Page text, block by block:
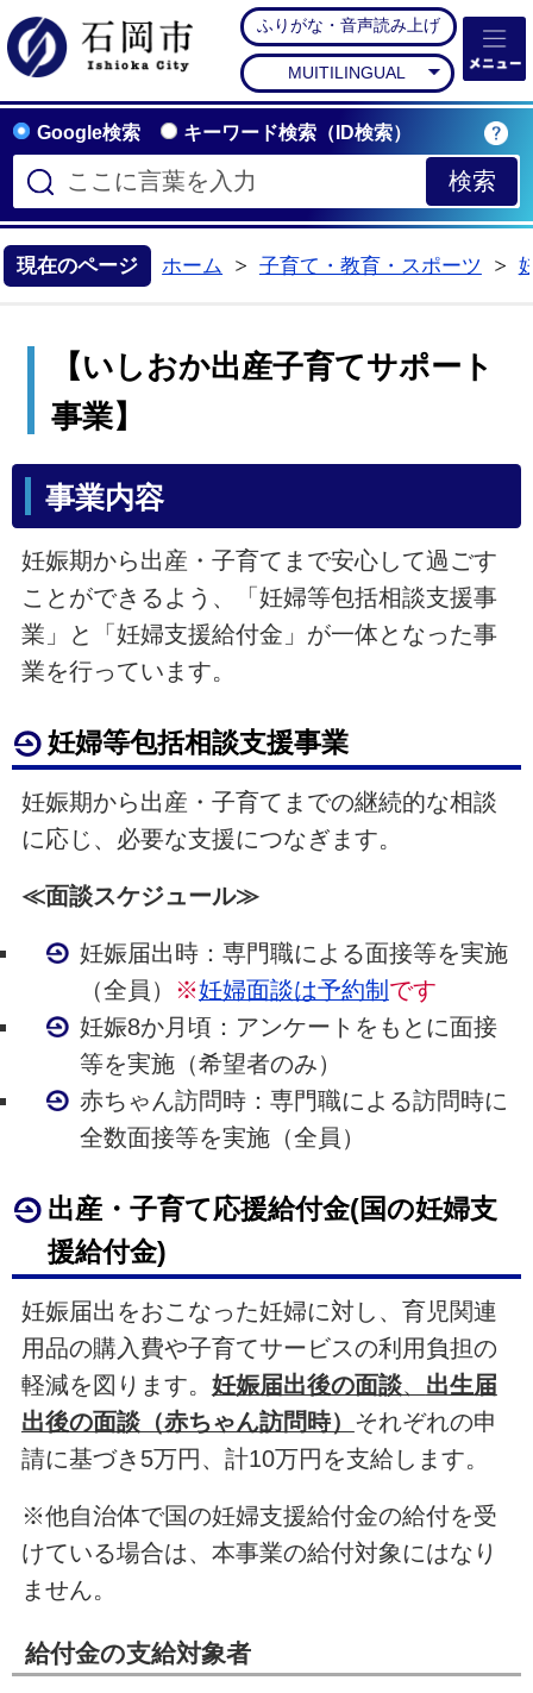
石岡市公式ホームペー
ふりがな・音声読み上げ
MUITILINGUAL
Google検索 キーワード検索（ID検索）
現在のページ ホーム
子育て・教育・スポーツ
【いしおか出産子育てサポート
事業】
事業内容
妊娠期から出産・子育てまで安心して過ごす
ことができるよう、「妊婦等包括相談支援事
業」と「妊婦支援給付金」が一体となった事
業を行っています。
妊婦等包括相談支援事業
妊娠期から出産・子育てまでの継続的な相談
に応じ、必要な支援につなぎます。
≪面談スケジュール≫
妊娠届出時：専門職による面接等を実施
（全員） ※妊婦面談は予約制 です
妊娠8か月頃：アンケートをもとに面接
等を実施（希望者のみ）
赤ちゃん訪問時：専門職による訪問時に
全数面接等を実施（全員）
出産・子育て応援給付金(国の妊婦支
援給付金)
妊娠届出をおこなった妊婦に対し、育児関連
用品の購入費や子育てサービスの利用負担の
軽減を図ります。 妊娠届出後の面談、 出生届
出後の面談（赤ちゃん訪問時） それぞれの申
請に基づき5万円、計10万円を支給します。
※他自治体で国の妊婦支援給付金の給付を受
けている場合は、本事業の給付対象にはなり
ません。
給付金の支給対象者